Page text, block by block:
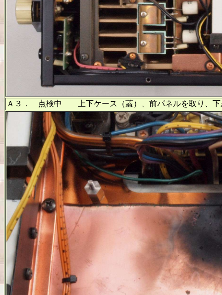
Ａ３． 点検中 上下ケース（蓋）、前パネルを取り、